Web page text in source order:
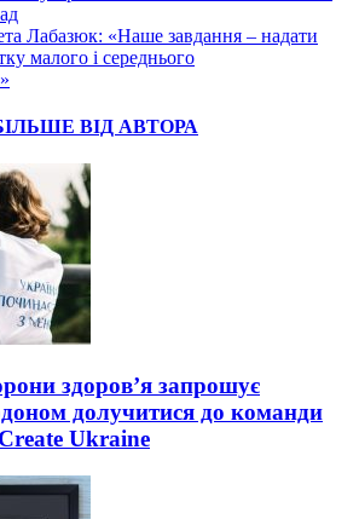
Лабазюк: «Наше завдання – надати
малого і середнього
ВІД АВТОРА
здоров’я запрошує
долучитися до команди
Ukraine